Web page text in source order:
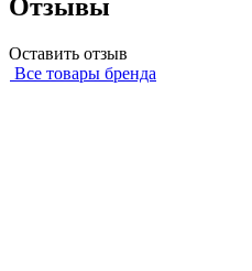
Отзывы
Оставить отзыв
Все товары бренда